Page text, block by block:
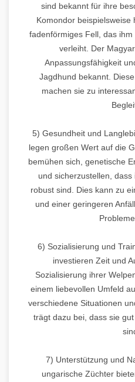
sind bekannt für ihre
Komondor beispielsweise
fadenförmiges Fell, das
verleiht. Der
Anpassungsfähigkeit
Jagdhund bekannt.
machen sie zu
5) Gesundheit und
legen großen Wert auf die
bemühen sich, genetische
und sicherzustellen,
robust sind. Dies kann zu
und einer geringeren
6) Sozialisierung und
investieren Zeit und
Sozialisierung ihrer
einem liebevollen Umfeld
verschiedene Situationen
trägt dazu bei, dass sie
7) Unterstützung und
ungarische Züchter